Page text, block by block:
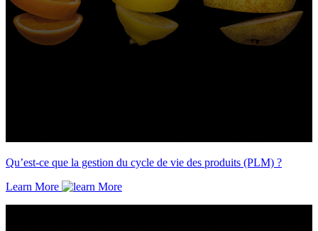
Qu’est-ce que la gestion du cycle de vie des produits (PLM) ?
Learn More